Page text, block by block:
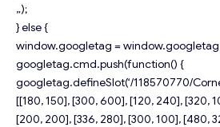
„);
} else {
window.googletag = window.googletag
googletag.cmd.push(function() {
googletag.defineSlot(‘/118570770/
[[180, 150], [300, 600], [120, 240], [320,
[200, 200], [336, 280], [300, 100], [480,